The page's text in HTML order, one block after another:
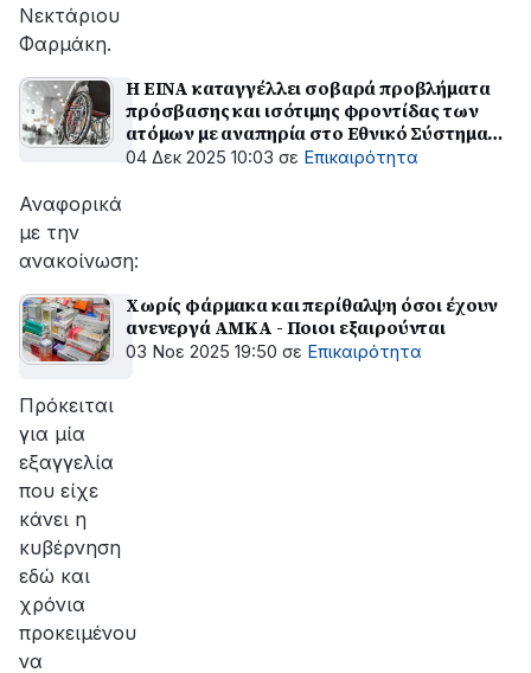
Νεκτάριου
Φαρμάκη.
Η ΕΙΝΑ καταγγέλλει σοβαρά προβλήματα
πρόσβασης και ισότιμης φροντίδας των
ατόμων με αναπηρία στο Εθνικό Σύστημα
Υγείας
04 Δεκ 2025 10:03 σε Επικαιρότητα
Αναφορικά
με την
ανακοίνωση:
Χωρίς φάρμακα και περίθαλψη όσοι έχουν
ανενεργά ΑΜΚΑ - Ποιοι εξαιρούνται
03 Νοε 2025 19:50 σε Επικαιρότητα
Πρόκειται
για μία
εξαγγελία
που είχε
κάνει η
κυβέρνηση
εδώ και
χρόνια
προκειμένου
να